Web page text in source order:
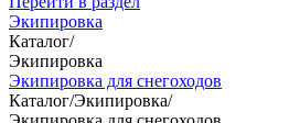
Экипировка
Каталог/
Экипировка
Экипировка для снегоходов
Каталог/Экипировка/